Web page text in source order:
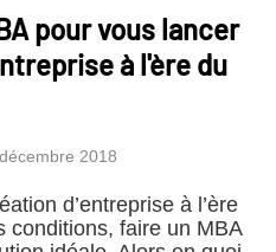
pour vous lancer
à l'ère du
2018
d’entreprise à l’ère
conditions, faire un MBA